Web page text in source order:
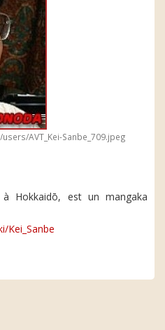
AVT_Kei-Sanbe_709.jpeg
Hokkaidō, est un mangaka
Kei_Sanbe